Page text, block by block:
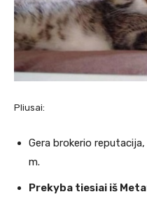
Pliusai:
Gera brokerio
m.
Prekyba tiesiai iš